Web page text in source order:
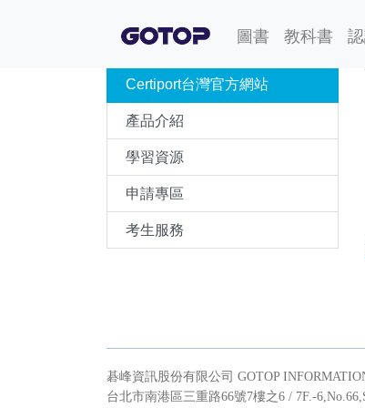
圖書 教科書
教科書 認證 聯絡我們
Certiport台灣官方網站
產品介紹
學習資源
申請專區
考生服務
碁峰資訊股份有限公司 GOTOP
台北市南港區三重路66號7樓之6 / 7F.-